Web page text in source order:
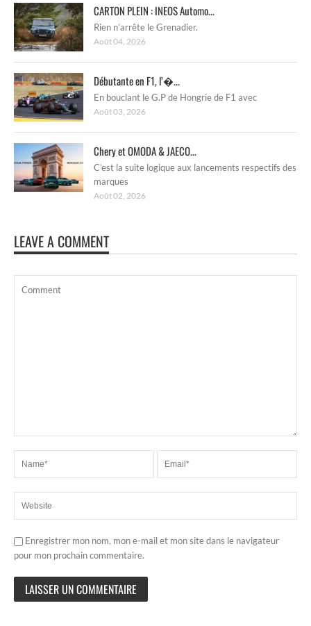
CARTON PLEIN : INEOS Automo...
Rien n’arrête le Grenadier.
Août 04, 2026
Débutante en F1, l’�...
En bouclant le G.P de Hongrie de F1 avec
Août 03, 2026
Chery et OMODA & JAECO...
C’est la suite logique aux lancements respectifs des
marques
Août 02, 2026
LEAVE A COMMENT
Enregistrer mon nom, mon e-mail et mon site dans le navigateur
pour mon prochain commentaire.